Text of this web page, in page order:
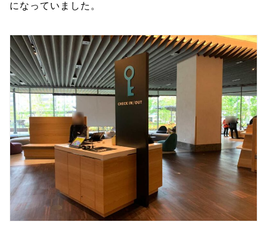
になっていました。